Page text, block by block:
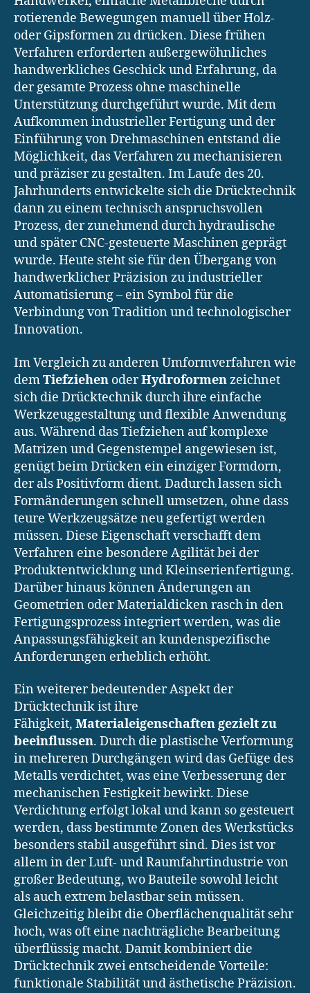
rotierende Bewegungen manuell über Holz-
oder Gipsformen zu drücken. Diese frühen
Verfahren erforderten außergewöhnliches
handwerkliches Geschick und Erfahrung, da
der gesamte Prozess ohne maschinelle
Unterstützung durchgeführt wurde. Mit dem
Aufkommen industrieller Fertigung und der
Einführung von Drehmaschinen entstand die
Möglichkeit, das Verfahren zu mechanisieren
und präziser zu gestalten. Im Laufe des 20.
Jahrhunderts entwickelte sich die Drücktechnik
dann zu einem technisch anspruchsvollen
Prozess, der zunehmend durch hydraulische
und später CNC-gesteuerte Maschinen geprägt
wurde. Heute steht sie für den Übergang von
handwerklicher Präzision zu industrieller
Automatisierung – ein Symbol für die
Verbindung von Tradition und technologischer
Innovation.
Im Vergleich zu anderen Umformverfahren wie
demTiefziehen oderHydroformenzeichnet
sich die Drücktechnik durch ihre einfache
Werkzeuggestaltung und flexible Anwendung
aus. Während das Tiefziehen auf komplexe
Matrizen und Gegenstempel angewiesen ist,
genügt beim Drücken ein einziger Formdorn,
der als Positivform dient. Dadurch lassen sich
Formänderungen schnell umsetzen, ohne dass
teure Werkzeugsätze neu gefertigt werden
müssen. Diese Eigenschaft verschafft dem
Verfahren eine besondere Agilität bei der
Produktentwicklung und Kleinserienfertigung.
Darüber hinaus können Änderungen an
Geometrien oder Materialdicken rasch in den
Fertigungsprozess integriert werden, was die
Anpassungsfähigkeit an kundenspezifische
Anforderungen erheblich erhöht.
Ein weiterer bedeutender Aspekt der
Drücktechnik ist ihre
Fähigkeit, Materialeigenschaften gezielt zu
beeinflussen. Durch die plastische Verformung
in mehreren Durchgängen wird das Gefüge des
Metalls verdichtet, was eine Verbesserung der
mechanischen Festigkeit bewirkt. Diese
Verdichtung erfolgt lokal und kann so gesteuert
werden, dass bestimmte Zonen des Werkstücks
besonders stabil ausgeführt sind. Dies ist vor
allem in der Luft- und Raumfahrtindustrie von
großer Bedeutung, wo Bauteile sowohl leicht
als auch extrem belastbar sein müssen.
Gleichzeitig bleibt die Oberflächenqualität sehr
hoch, was oft eine nachträgliche Bearbeitung
überflüssig macht. Damit kombiniert die
Drücktechnik zwei entscheidende Vorteile:
funktionale Stabilität und ästhetische Präzision.